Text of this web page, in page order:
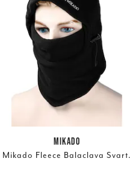
MIKADO
Mikado Fleece Balaclava Svart.